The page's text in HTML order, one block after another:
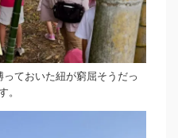
ておいた紐が窮屈そうだっ